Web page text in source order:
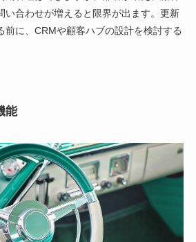
い合わせが増えると限界が出ます。更新
前に、CRMや顧客ハブの設計を検討する
能